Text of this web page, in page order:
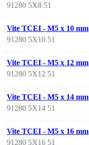
91280 5X8 51
Vite TCEI - M5 x 10 mm
91280 5X10 51
Vite TCEI - M5 x 12 mm
91280 5X12 51
Vite TCEI - M5 x 14 mm
91280 5X14 51
Vite TCEI - M5 x 16 mm
91280 5X16 51